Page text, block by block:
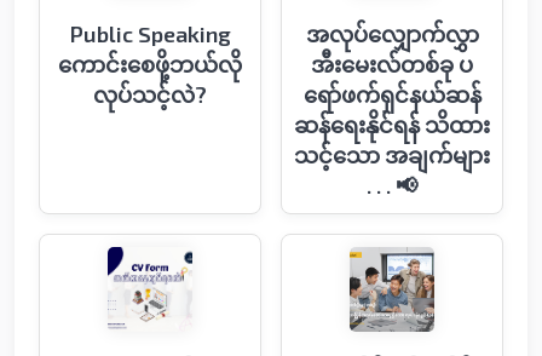
Public Speaking
ကောင်းစေဖို့ဘယ်လို
လုပ်သင့်လဲ?
အလုပ်လျှောက်လွှာ
အီးမေးလ်တစ်ခု ပ
ရော်ဖက်ရှင်နယ်ဆန်
ဆန်ရေးနိုင်ရန် သိထား
သင့်သော အချက်များ
. . . 📢